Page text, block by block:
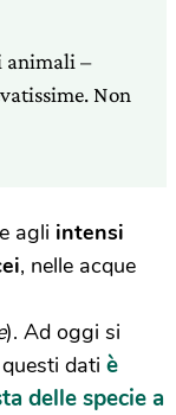
animali –
Non
agli intensi
, nelle acque
). Ad oggi si
dati è
delle specie a